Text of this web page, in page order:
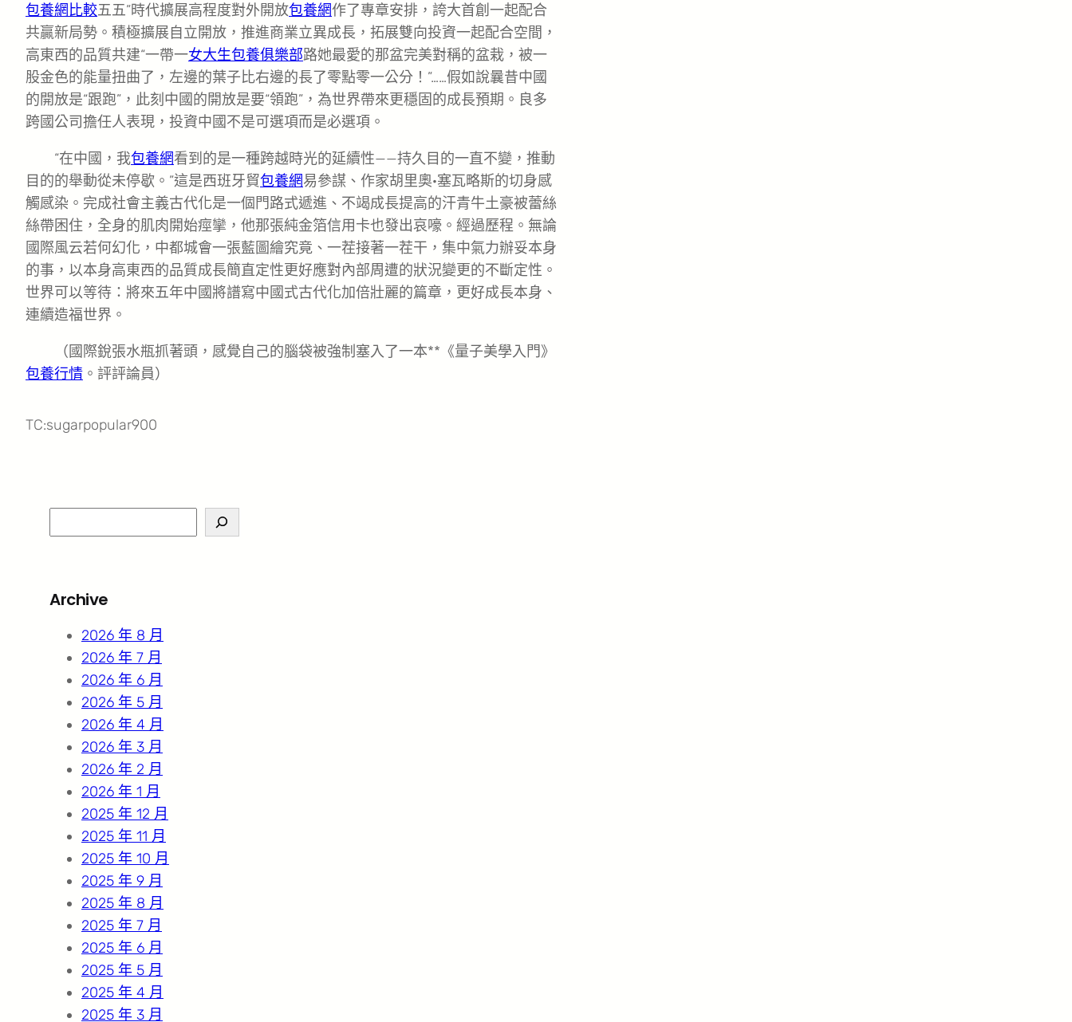
包養網比較五五”時代擴展高程度對外開放包養網作了專章安排，誇大首創一起配合
共贏新局勢。積極擴展自立開放，推進商業立異成長，拓展雙向投資一起配合空間，
高東西的品質共建“一帶一女大生包養俱樂部路她最愛的那盆完美對稱的盆栽，被一
股金色的能量扭曲了，左邊的葉子比右邊的長了零點零一公分！”……假如說曩昔中國
的開放是“跟跑”，此刻中國的開放是要“領跑”，為世界帶來更穩固的成長預期。良多
跨國公司擔任人表現，投資中國不是可選項而是必選項。
“在中國，我包養網看到的是一種跨越時光的延續性——持久目的一直不變，推動
目的的舉動從未停歇。”這是西班牙貿包養網易參謀、作家胡里奧·塞瓦略斯的切身感
觸感染。完成社會主義古代化是一個門路式遞進、不竭成長提高的汗青牛土豪被蕾絲
絲帶困住，全身的肌肉開始痙攣，他那張純金箔信用卡也發出哀嚎。經過歷程。無論
國際風云若何幻化，中都城會一張藍圖繪究竟、一茬接著一茬干，集中氣力辦妥本身
的事，以本身高東西的品質成長簡直定性更好應對內部周遭的狀況變更的不斷定性。
世界可以等待：將來五年中國將譜寫中國式古代化加倍壯麗的篇章，更好成長本身、
連續造福世界。
（國際銳張水瓶抓著頭，感覺自己的腦袋被強制塞入了一本**《量子美學入門》
包養行情 。評評論員）
TC:sugarpopular900
e
c
Archive
2026 年 8 月
2026 年 7 月
2026 年 6 月
2026 年 5 月
2026 年 4 月
2026 年 3 月
2026 年 2 月
2026 年 1 月
2025 年 12 月
2025 年 11 月
2025 年 10 月
2025 年 9 月
2025 年 8 月
2025 年 7 月
2025 年 6 月
2025 年 5 月
2025 年 4 月
2025 年 3 月